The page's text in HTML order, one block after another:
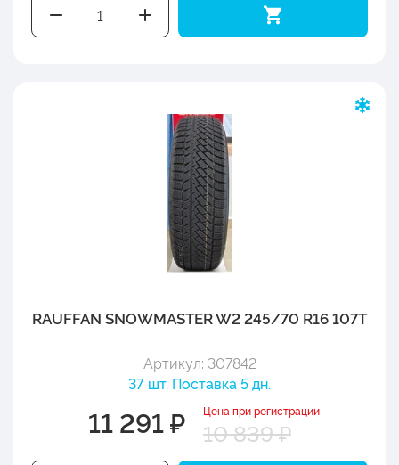
RAUFFAN SNOWMASTER W2 245/70 R16 107T
Артикул: 307842
37 шт. Поставка 5 дн.
11 291 ₽ Цена при регистрации
10 839 ₽